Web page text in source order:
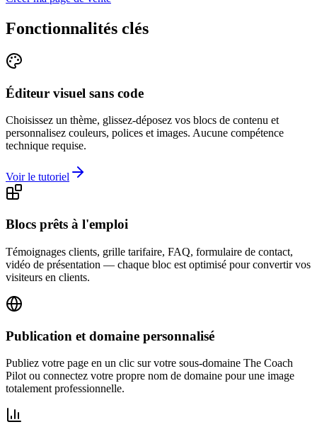
Fonctionnalités clés
Éditeur visuel sans code
Choisissez un thème, glissez-déposez vos blocs de contenu et
personnalisez couleurs, polices et images. Aucune compétence
technique requise.
Voir le tutoriel
Blocs prêts à l'emploi
Témoignages clients, grille tarifaire, FAQ, formulaire de contact,
vidéo de présentation — chaque bloc est optimisé pour convertir vos
visiteurs en clients.
Publication et domaine personnalisé
Publiez votre page en un clic sur votre sous-domaine The Coach
Pilot ou connectez votre propre nom de domaine pour une image
totalement professionnelle.